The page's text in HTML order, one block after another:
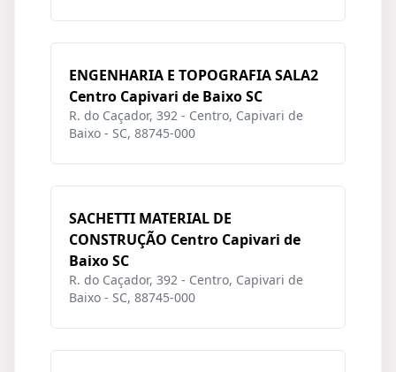
ENGENHARIA E TOPOGRAFIA SALA2
Centro Capivari de Baixo SC
R. do Caçador, 392 - Centro, Capivari de
Baixo - SC, 88745-000
SACHETTI MATERIAL DE
CONSTRUÇÃO Centro Capivari de
Baixo SC
R. do Caçador, 392 - Centro, Capivari de
Baixo - SC, 88745-000